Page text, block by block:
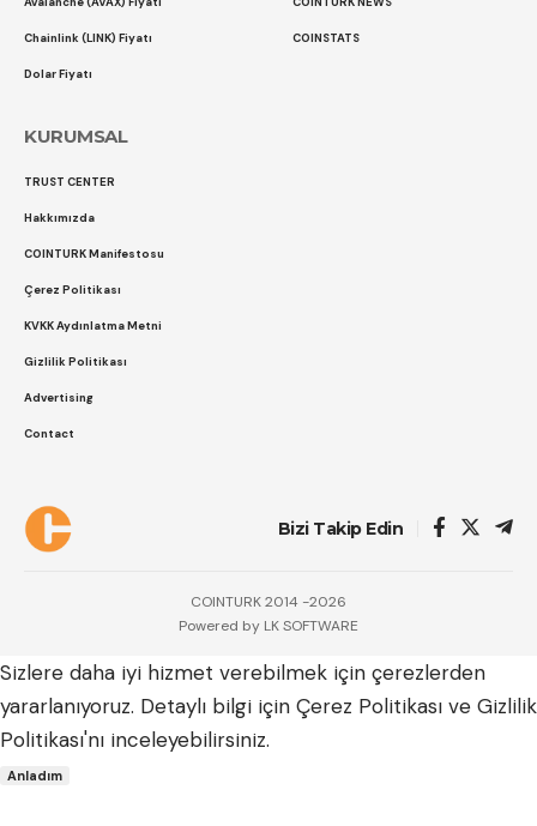
Chainlink (LINK) Fiyatı
Dolar Fiyatı
COINSTATS
KURUMSAL
TRUST CENTER
Hakkımızda
COINTURK Manifestosu
Çerez Politikası
KVKK Aydınlatma Metni
Gizlilik Politikası
Advertising
Contact
Bizi Takip Edin
COINTURK 2014 -2026
Powered by LK SOFTWARE
Sizlere daha iyi hizmet verebilmek için çerezlerden
yararlanıyoruz. Detaylı bilgi için Çerez Politikası ve Gizlilik
Politikası'nı inceleyebilirsiniz.
Anladım